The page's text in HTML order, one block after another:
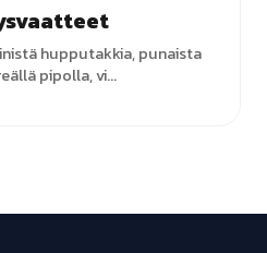
hupputakkia, punaista
pipolla, vi...